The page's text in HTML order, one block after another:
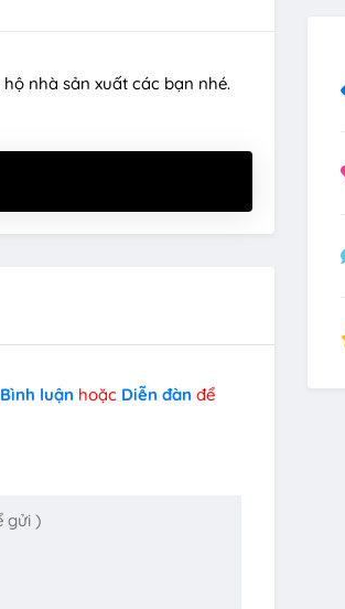
nhà sản xuất các bạn nhé.
Bình luận hoặc Diễn đàn để